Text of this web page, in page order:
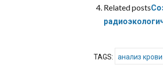
Related posts
TAGS: анализ крови